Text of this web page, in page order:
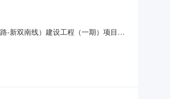
-新双南线）建设工程（一期）项目代